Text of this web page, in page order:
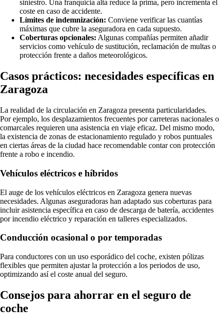
siniestro. Una franquicia alta reduce la prima, pero incrementa el
coste en caso de accidente.
Límites de indemnización: Conviene verificar las cuantías
máximas que cubre la aseguradora en cada supuesto.
Coberturas opcionales: Algunas compañías permiten añadir
servicios como vehículo de sustitución, reclamación de multas o
protección frente a daños meteorológicos.
Casos prácticos: necesidades específicas en
Zaragoza
La realidad de la circulación en Zaragoza presenta particularidades.
Por ejemplo, los desplazamientos frecuentes por carreteras nacionales o
comarcales requieren una asistencia en viaje eficaz. Del mismo modo,
la existencia de zonas de estacionamiento regulado y robos puntuales
en ciertas áreas de la ciudad hace recomendable contar con protección
frente a robo e incendio.
Vehículos eléctricos e híbridos
El auge de los vehículos eléctricos en Zaragoza genera nuevas
necesidades. Algunas aseguradoras han adaptado sus coberturas para
incluir asistencia específica en caso de descarga de batería, accidentes
por incendio eléctrico y reparación en talleres especializados.
Conducción ocasional o por temporadas
Para conductores con un uso esporádico del coche, existen pólizas
flexibles que permiten ajustar la protección a los periodos de uso,
optimizando así el coste anual del seguro.
Consejos para ahorrar en el seguro de
coche